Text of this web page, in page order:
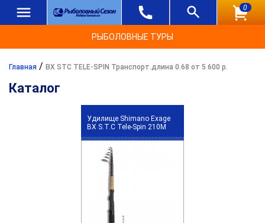
0
РЫБОЛОВНЫЕ ТУРЫ
Главная / BX STC TELE-SPIN Транспорт.длина 0.68 от 5 600 р.
Каталог
Удилище Shimano Exage
BX S.T.C Tele-Spin 210M